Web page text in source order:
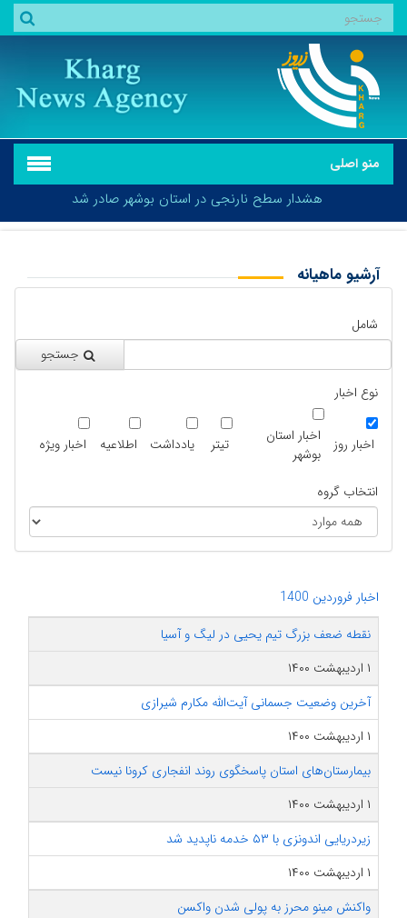
منو اصلی
هشدار سطح نارنجی در استان بوشهر صادر شد
آرشیو ماهیانه
شامل
جستجو
نوع اخبار
اخبار روز
اخبار استان
بوشهر
تیتر یادداشت اطلاعیه اخبار ویژه
انتخاب گروه
اخبار فروردین 1400
نقطه ضعف بزرگ تیم یحیی در لیگ و آسیا
۱ اردیبهشت ۱۴۰۰
آخرین وضعیت جسمانی آیت‌الله مکارم شیرازی
۱ اردیبهشت ۱۴۰۰
بیمارستان‌های استان پاسخگوی روند انفجاری کرونا نیست
۱ اردیبهشت ۱۴۰۰
زیردریایی اندونزی با ۵۳ خدمه ناپدید شد
۱ اردیبهشت ۱۴۰۰
واکنش مینو محرز به پولی شدن واکسن